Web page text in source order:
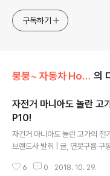
https://www.youtube.com/c/연못구
xhojin@naver.com 으로 주
구독하기
붕붕~ 자동차 Hot 이슈 의
자전거 마니아도 놀란 고
P10!
자건거 마니아도 놀란 고가의 전
브랜드사 발취 | 글, 연못구름 구
전기자전거라고 합니다. 한마디
6 0 2018. 10. 29.